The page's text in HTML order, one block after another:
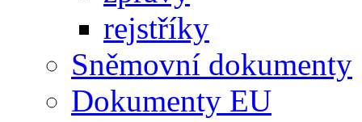
rejstříky
Sněmovní dokumenty
Dokumenty EU